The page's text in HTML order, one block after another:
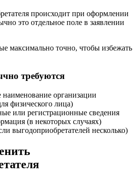
происходит при оформлении
это отдельное поле в заявлении
максимально точно, чтобы избежать
требуются
организации
физического лица)
или регистрационные сведения
(в некоторых случаях)
выгодоприобретателей несколько)